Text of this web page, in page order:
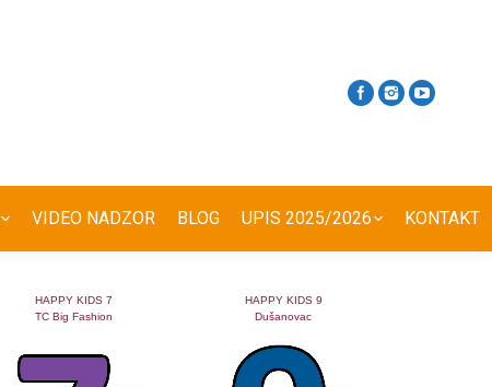
VIDEO NADZOR BLOG UPIS 2025/2026 KONTAKT
HAPPY KIDS 7
TC Big Fashion
HAPPY KIDS 9
Dušanovac